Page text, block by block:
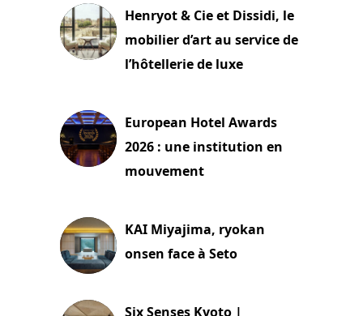
Henryot & Cie et Dissidi, le
mobilier d’art au service de
l’hôtellerie de luxe
European Hotel Awards
2026 : une institution en
mouvement
KAI Miyajima, ryokan
onsen face à Seto
Six Senses Kyoto |